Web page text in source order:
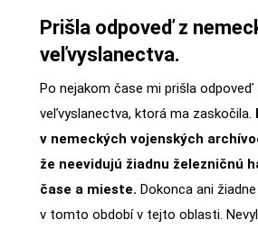
Prišla odpoveď z
veľvyslanectva.
Po nejakom čase mi prišla odpoveď
veľvyslanectva, ktorá ma zaskočila.
v nemeckých vojenských
že neevidujú žiadnu železničnú
čase a mieste. Dokonca ani
v tomto období v tejto oblasti.